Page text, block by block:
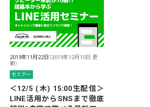
2019年11月22日 （2019年12月10日 更
新）
セミナー
＜12/5 (木) 15:00生配信＞
LINE活用からSNSまで徹底